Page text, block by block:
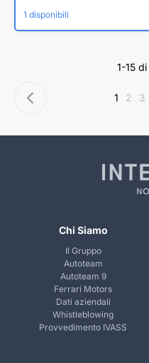
1 disponibili
1-15
1 2 3
Chi Siamo
Il Gruppo
Autoteam
Autoteam 9
Ferrari Motors
Dati aziendali
Whistleblowing
Provvedimento IVASS